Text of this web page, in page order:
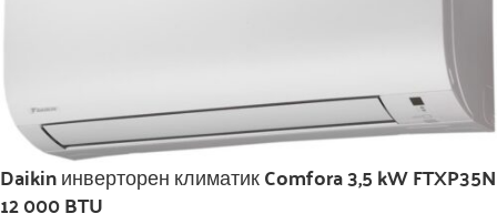
Daikin инверторен климатик Comfora 3,5 kW FTXP35N
12 000 BTU